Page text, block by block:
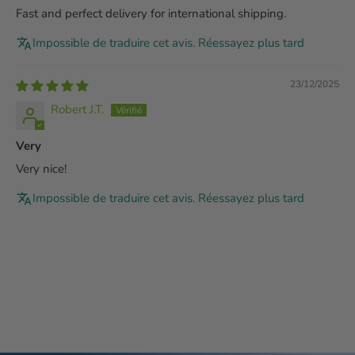
Fast and perfect delivery for international shipping.
Impossible de traduire cet avis. Réessayez plus tard
23/12/2025
Robert J.T.
Very
Very nice!
Impossible de traduire cet avis. Réessayez plus tard